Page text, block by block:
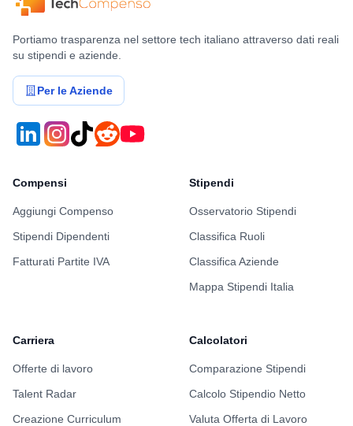
Portiamo trasparenza nel settore tech italiano attraverso dati reali
su stipendi e aziende.
Per le Aziende
Compensi
Aggiungi Compenso
Stipendi Dipendenti
Fatturati Partite IVA
Stipendi
Osservatorio Stipendi
Classifica Ruoli
Classifica Aziende
Mappa Stipendi Italia
Carriera
Offerte di lavoro
Talent Radar
Creazione Curriculum
Calcolatori
Comparazione Stipendi
Calcolo Stipendio Netto
Valuta Offerta di Lavoro